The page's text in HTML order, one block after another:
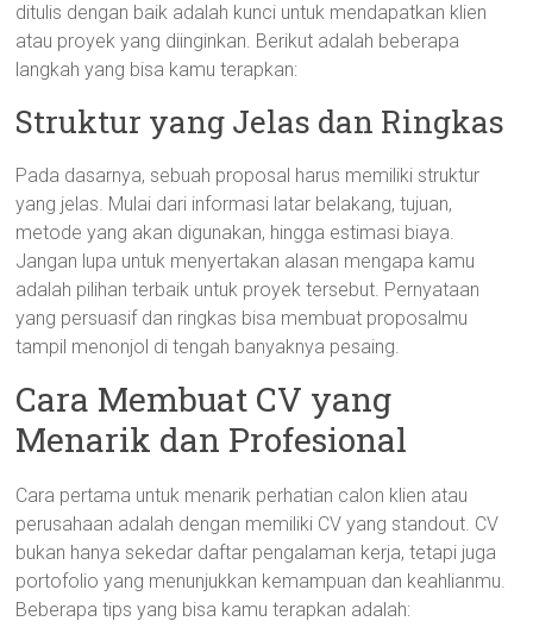
ditulis dengan baik adalah kunci untuk mendapatkan klien
atau proyek yang diinginkan. Berikut adalah beberapa
langkah yang bisa kamu terapkan:
Struktur yang Jelas dan Ringkas
Pada dasarnya, sebuah proposal harus memiliki struktur
yang jelas. Mulai dari informasi latar belakang, tujuan,
metode yang akan digunakan, hingga estimasi biaya.
Jangan lupa untuk menyertakan alasan mengapa kamu
adalah pilihan terbaik untuk proyek tersebut. Pernyataan
yang persuasif dan ringkas bisa membuat proposalmu
tampil menonjol di tengah banyaknya pesaing.
Cara Membuat CV yang
Menarik dan Profesional
Cara pertama untuk menarik perhatian calon klien atau
perusahaan adalah dengan memiliki CV yang standout. CV
bukan hanya sekedar daftar pengalaman kerja, tetapi juga
portofolio yang menunjukkan kemampuan dan keahlianmu.
Beberapa tips yang bisa kamu terapkan adalah: